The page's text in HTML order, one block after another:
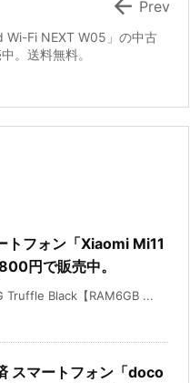
Wi-Fi NEXT W05」の中古
。送料無料。
 Prev
トフォン「Xiaomi Mi11
円で販売中。
Truffle Black【RAM6GB ...
スマートフォン「doco